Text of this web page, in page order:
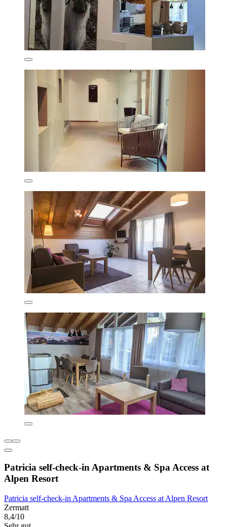
Patricia self-check-in Apartments & Spa Access at
Alpen Resort
Patricia self-check-in Apartments & Spa Access at Alpen Resort
Zermatt
8,4/10